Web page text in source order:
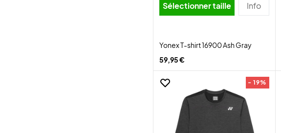
Sélectionner taille Info
Yonex T-shirt 16900 Ash Gray
59,95 €
- 19%